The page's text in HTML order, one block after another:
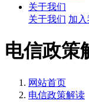
关于我们
关于我们 加
电信政策
网站首页
电信政策解读